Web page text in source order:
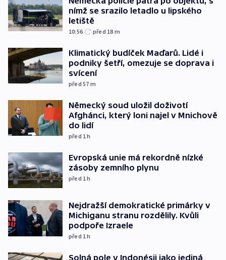
nímž se srazilo letadlo u lipského
letiště
10:56 před 18 m
Klimatický budíček Maďarů. Lidé i
podniky šetří, omezuje se doprava i
svícení
před 57 m
Německý soud uložil doživotí
Afghánci, který loni najel v Mnichově
do lidí
před 1h
Evropská unie má rekordně nízké
zásoby zemního plynu
před 1h
Nejdražší demokratické primárky v
Michiganu stranu rozdělily. Kvůli
podpoře Izraele
před 1h
Solná pole v Indonésii jako jediná